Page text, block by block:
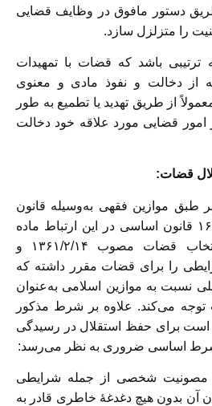
دستور مافوق در وظایف قضایی
را متزلزل سازد.
ترتیبی باشد که قضات با تمهیدات
از دخالت و نفوذ مادی و معنوی
از طریق تهدید یا تطمیع به طور
امور قضایی مورد علاقه خود دخالت
موازین فقهی به‌وسیله قانون
مشخص می‌شود. اصل ۱۶۳ قانون اساسی در این ارتباط ماده
واحده قانون شرایط انتخاب قضات مصوب ۱۳۶۱/۲/۱۴ و
را برای قضات مقرر داشته که
نسبت به موازین اسلامی به‌عنوان
می‌کند. علاوه بر شرط مذکور
است برای حفظ استقلال در رسیدگی
شرط اساسی ضروری به نظر می‌رسد:
مصونیت شخصی از جمله شرایطی
آن بدون هیچ دغدغۀ خاطری قادر به